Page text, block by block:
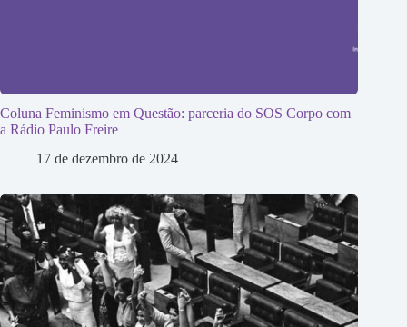
Coluna Feminismo em Questão: parceria do SOS Corpo com
a Rádio Paulo Freire
17 de dezembro de 2024